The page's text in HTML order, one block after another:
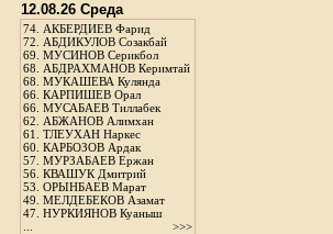
12.08.26 Среда
74. АКБЕРДИЕВ Фарид
72. АБДИКУЛОВ Созакбай
69. МУСИНОВ Серикбол
68. АБДРАХМАНОВ Керимтай
68. МУКАШЕВА Кулянда
66. КАРПИШЕВ Орал
66. МУСАБАЕВ Тиллабек
62. АБЖАНОВ Алимхан
61. ТЛЕУХАН Наркес
60. КАРБОЗОВ Ардак
57. МУРЗАБАЕВ Ержан
56. КВАШУК Дмитрий
53. ОРЫНБАЕВ Марат
49. МЕЛДЕБЕКОВ Азамат
47. НУРКИЯНОВ Куаныш
>>>